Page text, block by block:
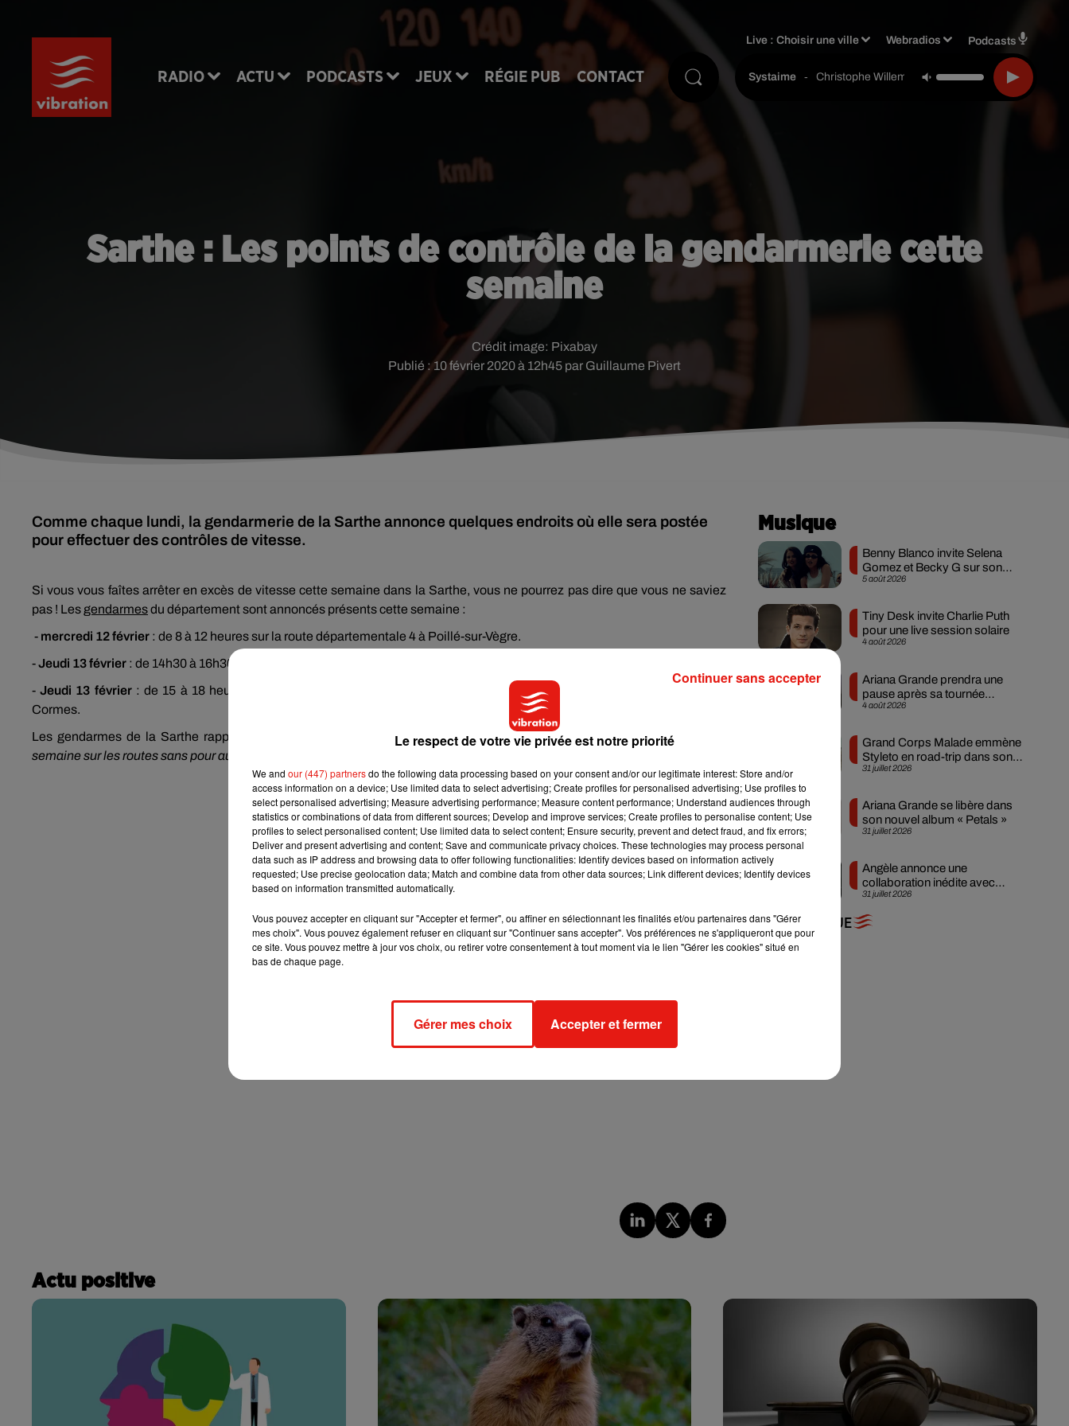
RADIO ACTU PODCASTS JEUX RÉGIE PUB CONTACT
Live :Choisir une ville Webradios Podcasts
Systaime - Christophe Willem
Sarthe : Les points de contrôle de la gendarmerie cette
semaine
Publié : 10 février 2020 à 12h45 par Guillaume Pivert
Crédit image: Pixabay
Comme chaque lundi, la gendarmerie de la Sarthe annonce quelques endroits où elle sera postée
pour effectuer des contrôles de vitesse.
Si vous vous faîtes arrêter en excès de vitesse cette semaine dans la Sarthe, vous ne pourrez pas dire que vous ne saviez
pas ! Les gendarmesdu département sont annoncés présents cette semaine :
- mercredi 12 février : de 8 à 12 heures sur la route départementale 4 à Poillé-sur-Vègre.
-Jeudi 13 février : de 14h30 à 16h30, place de la République à Malicorne-sur-Sarthe et Place Guiet à Noyen-sur-Sarthe.
-Jeudi 13 février : de 15 à 18 heures sur la route départementale 2 à a Chapelle du Bois ainsi qu’au bord de la RD 7 à
Cormes.
Les gendarmes de la Sarthe rappellent que
« d'autres contrôles seront réalisés concomitamment et tout au long de la
semaine sur les routes sans pour autant être annoncés ».
Musique
5 août 2026
Benny Blanco invite Selena
Gomez et Becky G sur son
nouveau single
4 août 2026
Tiny Desk invite Charlie Puth
pour une live session solaire
4 août 2026
Ariana Grande prendra une
pause après sa tournée
mondiale
31 juillet 2026
Grand Corps Malade emmène
Styleto en road-trip dans son
nouveau clip
31 juillet 2026
Ariana Grande se libère dans
son nouvel album « Petals »
31 juillet 2026
Angèle annonce une
collaboration inédite avec
Amelie Lens
+ DE MUSIQUE
Actu positive
Le respect de votre vie privée est notre priorité
We and our (447) partnersdo the following data processing based on your consent and/or our legitimate interest: Store and/or
access information on a device; Use limited data to select advertising; Create profiles for personalised advertising; Use profiles to
select personalised advertising; Measure advertising performance; Measure content performance; Understand audiences through
statistics or combinations of data from different sources; Develop and improve services; Create profiles to personalise content; Use
profiles to select personalised content; Use limited data to select content; Ensure security, prevent and detect fraud, and fix errors;
Deliver and present advertising and content; Save and communicate privacy choices. These technologies may process personal
data such as IP address and browsing data to offer following functionalities: Identify devices based on information actively
requested; Use precise geolocation data; Match and combine data from other data sources; Link different devices; Identify devices
based on information transmitted automatically.
Vous pouvez accepter en cliquant sur "Accepter et fermer", ou affiner en sélectionnant les finalités et/ou partenaires dans "Gérer
mes choix". Vous pouvez également refuser en cliquant sur "Continuer sans accepter". Vos préférences ne s'appliqueront que pour
ce site. Vous pouvez mettre à jour vos choix, ou retirer votre consentement à tout moment via le lien "Gérer les cookies" situé en
bas de chaque page.
Gérer mes choix Accepter et fermer
Continuer sans accepter